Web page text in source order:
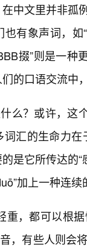
中文里并非孤
有象声词，如
掇”则是一
的口语交流中
什么？或许，
汇的生命力
是它所传达的
加上一种连
重，都可以根
音，有些人则